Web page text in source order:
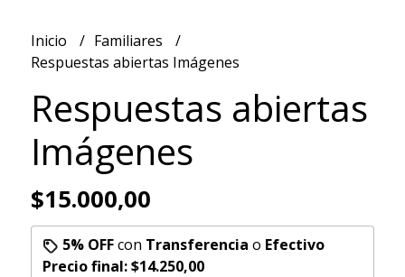
Inicio
Familiares
Respuestas abiertas Imágenes
Respuestas abiertas
Imágenes
$15.000,00
5% OFFcon Transferencia o Efectivo
Precio final:$14.250,00